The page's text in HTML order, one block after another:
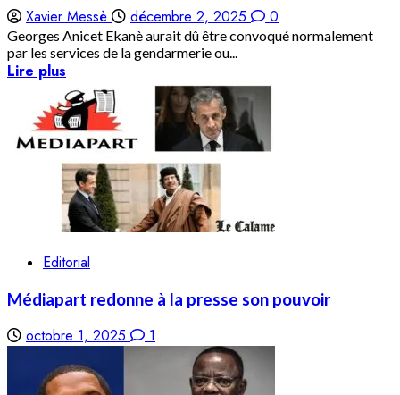
Xavier Messè décembre 2, 2025 0
Georges Anicet Ekanè aurait dû être convoqué normalement
par les services de la gendarmerie ou...
Lire plus
Editorial
Médiapart redonne à la presse son pouvoir
octobre 1, 2025 1